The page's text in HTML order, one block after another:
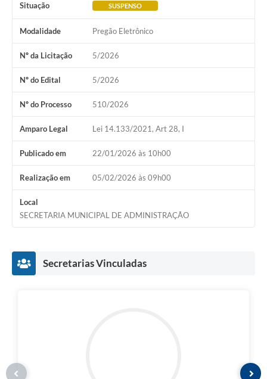
A Prefeitura
Audiências Públicas
Arquivos para Download
Galeria de Vídeos
Gabinetes e Secretarias
Contas Públicas
Editais
Links
Serviços Online
Notícias
Situação SUSPENSO
Modalidade Pregão Eletrônico
Nº da Licitação 5/2026
Nº do Edital 5/2026
Nº do Processo 510/2026
Amparo Legal Lei 14.133/2021, Art 28, I
Publicado em 22/01/2026 às 10h00
Realização em 05/02/2026 às 09h00
Local
SECRETARIA MUNICIPAL DE ADMINISTRAÇÃO
Secretarias Vinculadas